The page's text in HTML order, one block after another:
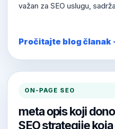
važan za SEO uslugu,
Pročitajte blog članak
ON-PAGE SEO
meta opis koji
SEO strategije